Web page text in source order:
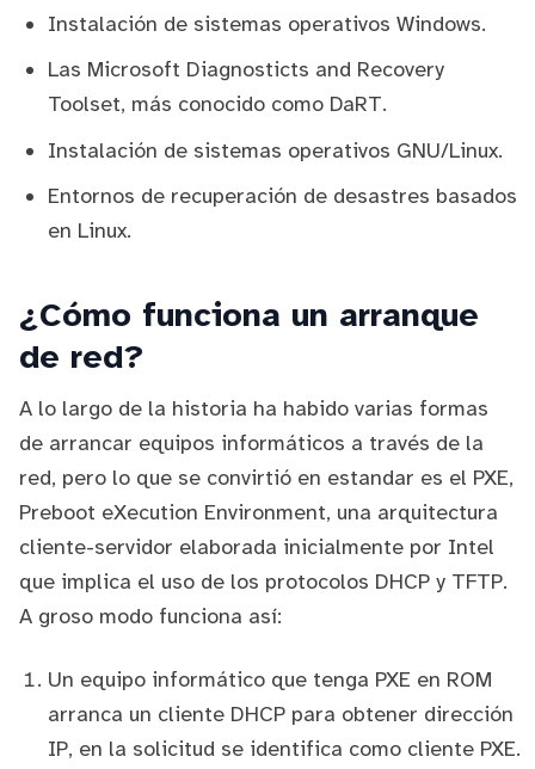
Instalación de sistemas operativos Windows.
Las Microsoft Diagnosticts and Recovery
Toolset, más conocido como DaRT.
Instalación de sistemas operativos GNU/Linux.
Entornos de recuperación de desastres basados
en Linux.
¿Cómo funciona un arranque
de red?
A lo largo de la historia ha habido varias formas
de arrancar equipos informáticos a través de la
red, pero lo que se convirtió en estandar es el PXE,
Preboot eXecution Environment, una arquitectura
cliente-servidor elaborada inicialmente por Intel
que implica el uso de los protocolos DHCP y TFTP.
A groso modo funciona así:
Un equipo informático que tenga PXE en ROM
arranca un cliente DHCP para obtener dirección
IP, en la solicitud se identifica como cliente PXE.